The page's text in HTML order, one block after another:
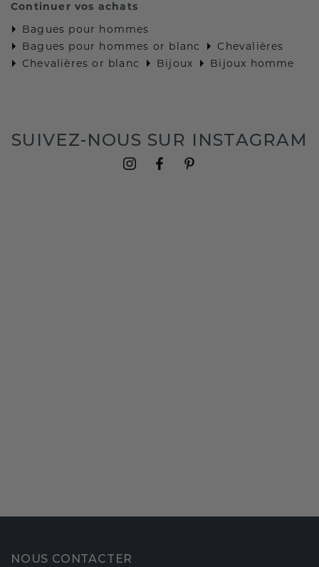
Continuer vos achats
Bagues pour hommes
Bagues pour hommes or blanc
Chevalières
Chevalières or blanc
Bijoux Bijoux homme
SUIVEZ-NOUS SUR INSTAGRAM
NOUS CONTACTER